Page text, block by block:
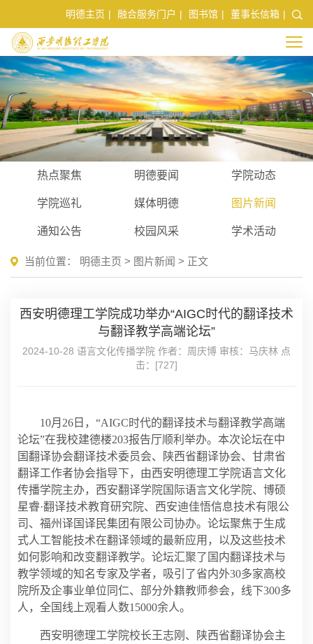
明德主页 | 融合服务门户 | 图书馆 | 董事长信箱 |
热点聚焦 明德要闻 学院动态
学院巡礼 媒体明德 图片新闻
通知公告 校园风采 学术活动
当前位置： 明德主页 > 图片新闻 > 正文
西安明德理工学院成功举办“AIGC时代的翻译技术
与翻译教学高端论坛”
2024-10-28 语言文化传播学院 作者：周庆博 审核：马庆林 点
击：[727]
10月26日，“AIGC时代的翻译技术与翻译教学高端
论坛”在我校建德楼203报告厅顺利举办。本次论坛在中
国翻译协会翻译技术委员会、陕西省翻译协会、甘肃省
翻译工作者协会指导下，由西安明德理工学院语言文化
传播学院主办，西安翻译学院国际语言文化学院、博硕
星睿·翻译技术教育研究院、西安迪佳悟信息技术有限公
司、福州译国译民集团有限公司协办。论坛聚焦于生成
式人工智能技术在翻译领域的最新应用，以及这些技术
如何影响和改变翻译教学。论坛汇聚了国内翻译技术与
教学领域的知名专家及学者，吸引了省内外30多家高校
院所及企事业单位同仁、部分外籍教师参会，线下300多
人，全国线上观看人数15000余人。
西安明德理工学院校长王志刚、陕西省翻译协会主